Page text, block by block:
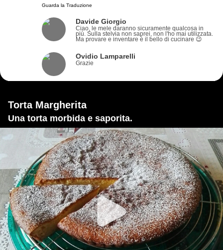
Guarda la Traduzione
Davide Giorgio
Ciao, le mele daranno sicuramente qualcosa in
più. Sulla stelvia non saprei, non l'ho mai utilizzata.
Ma provare e inventare è il bello di cucinare 😉
Ovidio Lamparelli
Grazie
Torta Margherita
Una torta morbida e saporita.